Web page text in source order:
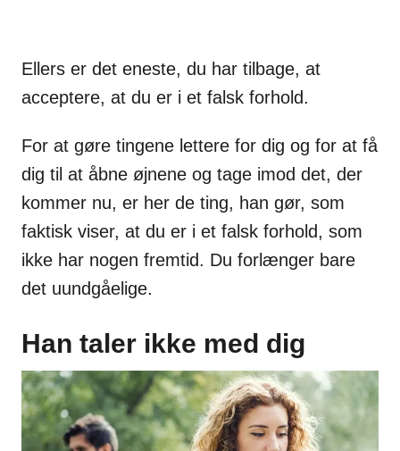
Ellers er det eneste, du har tilbage, at
acceptere, at du er i et falsk forhold.
For at gøre tingene lettere for dig og for at få
dig til at åbne øjnene og tage imod det, der
kommer nu, er her de ting, han gør, som
faktisk viser, at du er i et falsk forhold, som
ikke har nogen fremtid. Du forlænger bare
det uundgåelige.
Han taler ikke med dig